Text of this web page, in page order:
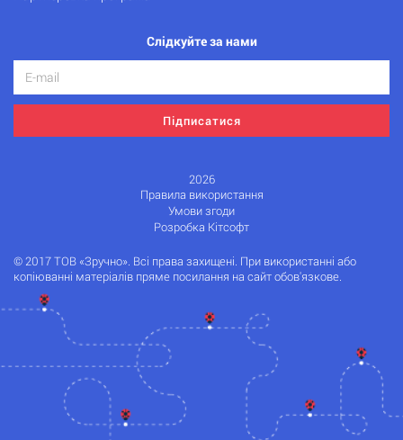
Слідкуйте за нами
Підписатися
2026
Правила використання
Умови згоди
Розробка Кітсофт
© 2017 ТОВ «Зручно». Всі права захищені. При використанні або
копіюванні матеріалів пряме посилання на сайт обов'язкове.